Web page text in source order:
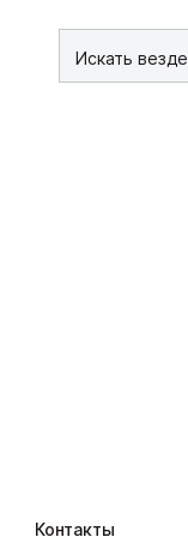
Искать везде
Контакты